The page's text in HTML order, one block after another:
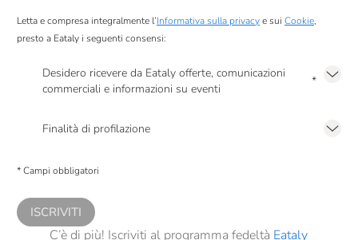
Letta e compresa integralmente l’Informativa sulla privacye sui Cookie,
presto a Eataly i seguenti consensi:
Desidero ricevere da Eataly offerte, comunicazioni
commerciali e informazioni su eventi
*
Finalità di profilazione
comunicazioni commerciali personalizzate, in caso di consenso prestato ai
* Campi obbligatori
ISCRIVITI
C’è di più! Iscriviti al programma fedeltà Eataly